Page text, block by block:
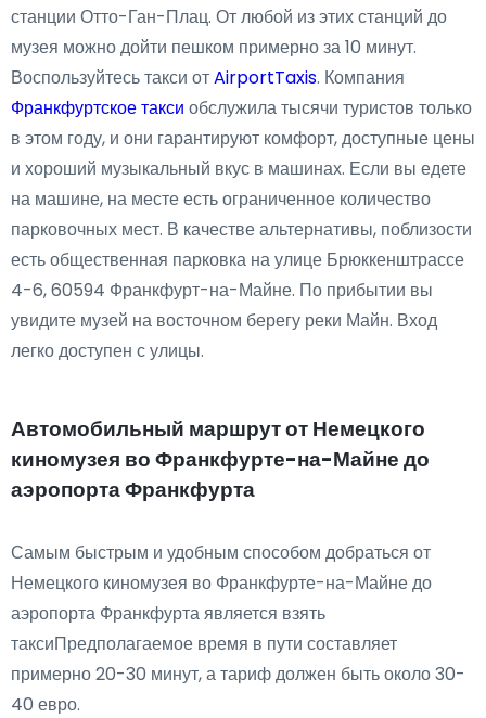
станции Отто-Ган-Плац. От любой из этих станций до
музея можно дойти пешком примерно за 10 минут.
Воспользуйтесь такси отAirportTaxis. Компания
Франкфуртское такси обслужила тысячи туристов только
в этом году, и они гарантируют комфорт, доступные цены
и хороший музыкальный вкус в машинах. Если вы едете
на машине, на месте есть ограниченное количество
парковочных мест. В качестве альтернативы, поблизости
есть общественная парковка на улице Брюккенштрассе
4-6, 60594 Франкфурт-на-Майне. По прибытии вы
увидите музей на восточном берегу реки Майн. Вход
легко доступен с улицы.​
Автомобильный маршрут от Немецкого
киномузея во Франкфурте-на-Майне до
аэропорта Франкфурта
Самым быстрым и удобным способом добраться от
Немецкого киномузея во Франкфурте-на-Майне до
аэропорта Франкфурта является взять
таксиПредполагаемое время в пути составляет
примерно 20-30 минут, а тариф должен быть около 30-
40 евро.